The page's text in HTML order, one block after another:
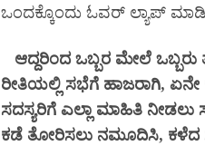
ಒಂದಕ್ಕೊಂದು ಓವರ್ ಲ್ಯಾಪ್
ಆದ್ದರಿಂದಒಬ್ಬರ ಮೇಲೆ ಒಬ್ಬರು
ರೀತಿಯಲ್ಲಿ ಸಭೆಗೆ ಹಾಜರಾಗಿ, ಏನೇ
ಸದಸ್ಯರಿಗೆ ಎಲ್ಲಾ ಮಾಹಿತಿ ನೀಡಲು
ಕಡೆ ತೋರಿಸಲು ನಮೂದಿಸಿ, ಕಳೆದ